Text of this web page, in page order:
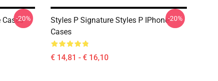
Cases-20%
Styles P Signature Styles P IPhone
Cases
€ 14,81 - € 16,10
-20%